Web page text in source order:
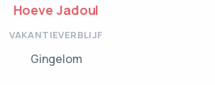
Hoeve Jadoul
VAKANTIEVERBLIJF
Gingelom